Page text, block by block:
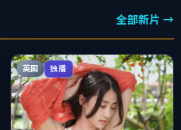
全部新片 →
英国 独播